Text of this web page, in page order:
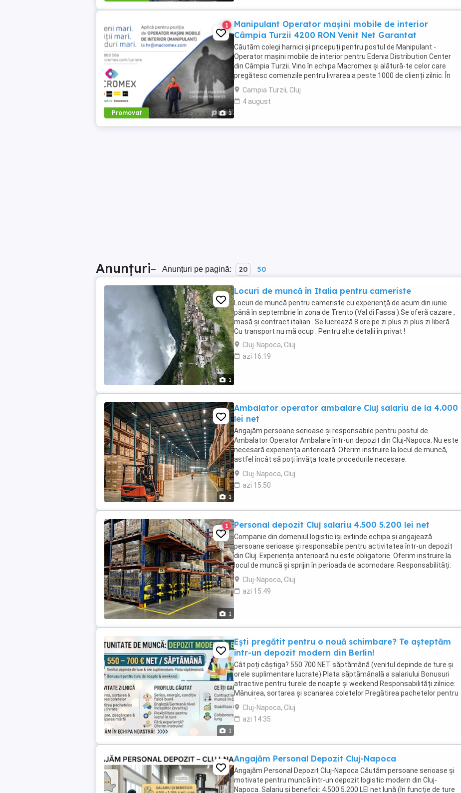
Promovat 1
1
Manipulant Operator mașini mobile de interior
Câmpia Turzii 4200 RON Venit Net Garantat
Căutăm colegi harnici și pricepuți pentru postul de Manipulant -
Operator mașini mobile de interior pentru Edenia Distribution Center
din Câmpia Turzii. Vino în echipa Macromex și alătură-te celor care
pregătesc comenzile pentru livrarea a peste 1000 de clienți zilnic. În
primele 3 luni, venitul garantat ...
Campia Turzii, Cluj
4 august
Anunțuri– Anunțuri pe pagină: 20 50
1
Locuri de muncă în Italia pentru cameriste
Locuri de muncă pentru cameriste cu experiență de acum din iunie
până în septembrie în zona de Trento (Val di Fassa ).Se oferă cazare ,
masă și contract italian . Se lucrează 8 ore pe zi plus zi plus zi liberă .
Cu transport nu mă ocup . Pentru alte detalii în privat !
Cluj-Napoca, Cluj
azi 16:19
1
Ambalator operator ambalare Cluj salariu de la 4.000
lei net
Angajăm persoane serioase și responsabile pentru postul de
Ambalator Operator Ambalare într-un depozit din Cluj-Napoca. Nu este
necesară experiența anterioară. Oferim instruire la locul de muncă,
astfel încât să poți învăța toate procedurile necesare.
Responsabilități: Pregătirea produselor pentru ...
Cluj-Napoca, Cluj
azi 15:50
1
1 Personal depozit Cluj salariu 4.500 5.200 lei net
Companie din domeniul logistic își extinde echipa și angajează
persoane serioase și responsabile pentru activitatea într-un depozit
din Cluj. Experiența anterioară nu este obligatorie. Oferim instruire la
locul de muncă și sprijin în perioada de acomodare. Responsabilități:
Recepționarea și verificarea ...
Cluj-Napoca, Cluj
azi 15:49
1
Ești pregătit pentru o nouă schimbare? Te așteptăm
într-un depozit modern din Berlin!
Cât poți câștiga? 550 700 NET săptămână (venitul depinde de ture și
orele suplimentare lucrate) Plata săptămânală a salariului Bonusuri
atractive pentru turele de noapte și weekend Responsabilități zilnice:
Mânuirea, sortarea și scanarea coletelor Pregătirea pachetelor pentru
livrare Încărcarea, ...
Cluj-Napoca, Cluj
azi 14:35
Angajăm Personal Depozit Cluj-Napoca
Angajăm Personal Depozit Cluj-Napoca Căutăm persoane serioase și
motivate pentru muncă într-un depozit logistic modern din Cluj-
Napoca. Salariu și beneficii: 4.500 5.200 LEI net lună (în funcție de ture